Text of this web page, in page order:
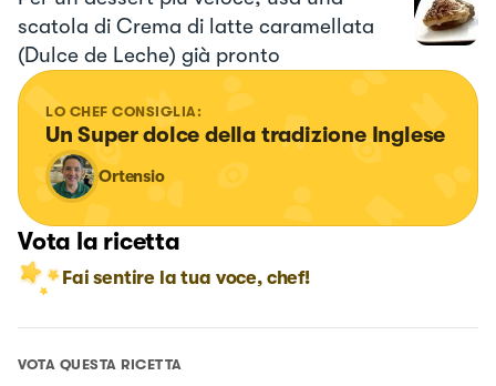
scatola di Crema di latte caramellata
(Dulce de Leche) già pronto
LO CHEF CONSIGLIA:
Un Super dolce della tradizione Inglese
Ortensio
Vota la ricetta
Fai sentire la tua voce, chef!
VOTA QUESTA RICETTA